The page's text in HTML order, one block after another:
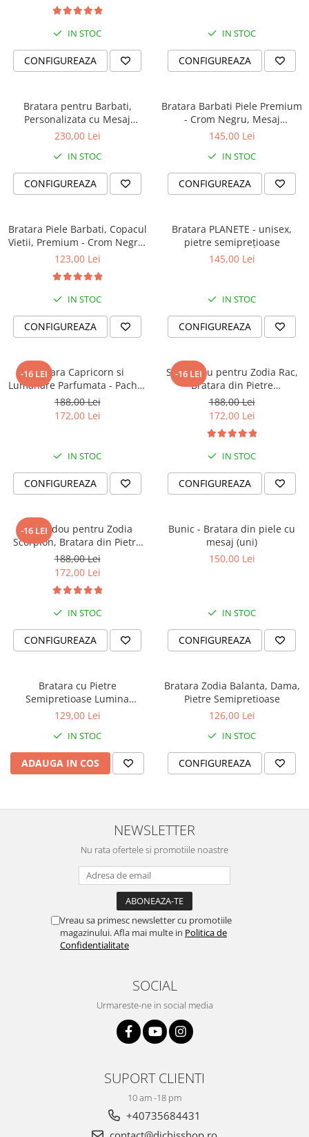
IN STOC
CONFIGUREAZA
IN STOC
CONFIGUREAZA
Bratara pentru Barbati,
Personalizata cu Mesaj
Călător, Slide Force
230,00 Lei
IN STOC
CONFIGUREAZA
Bratara Barbati Piele Premium
- Crom Negru, Mesaj
Unexpected (classic)
145,00 Lei
IN STOC
CONFIGUREAZA
Bratara Piele Barbati, Copacul
Vietii, Premium - Crom Negru,
(classic)
123,00 Lei
IN STOC
CONFIGUREAZA
Bratara PLANETE - unisex,
pietre semiprețioase
145,00 Lei
IN STOC
CONFIGUREAZA
-16 LEI
Bratara Capricorn si
Lumanare Parfumata - Pachet
Cadou Zodie
188,00 Lei
172,00 Lei
IN STOC
CONFIGUREAZA
-16 LEI
Set Cadou pentru Zodia Rac,
Bratara din Pietre
Semipretioase si Lumanare
Parfumata
188,00 Lei
172,00 Lei
IN STOC
CONFIGUREAZA
-16 LEI
Set Cadou pentru Zodia
Scorpion, Bratara din Pietre
Semipretioase si Lumanare
Parfumata
188,00 Lei
172,00 Lei
IN STOC
CONFIGUREAZA
Bunic - Bratara din piele cu
mesaj (uni)
150,00 Lei
IN STOC
CONFIGUREAZA
Bratara cu Pietre
Semipretioase Lumina
Sufletului
129,00 Lei
IN STOC
ADAUGA IN COS
Bratara Zodia Balanta, Dama,
Pietre Semipretioase
126,00 Lei
IN STOC
CONFIGUREAZA
NEWSLETTER
Nu rata ofertele si promotiile noastre
Vreau sa primesc newsletter cu promotiile
magazinului. Afla mai multe in Politica de
Confidentialitate
SOCIAL
Urmareste-ne in social media
SUPORT CLIENTI
10 am -18 pm
+40735684431